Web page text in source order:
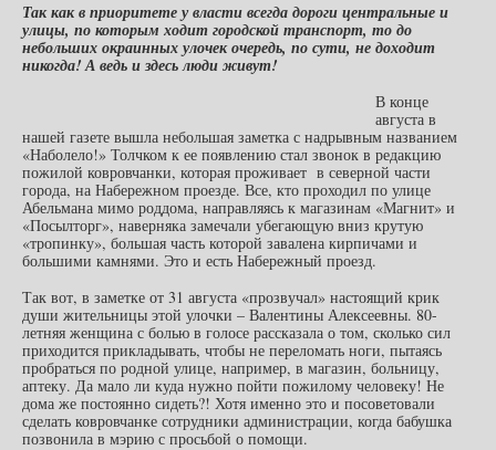
Так как в приоритете у власти всегда дороги центральные и
улицы, по которым ходит городской транспорт, то до
небольших окраинных улочек очередь, по сути, не доходит
никогда! А ведь и здесь люди живут!
В конце
августа в
нашей газете вышла небольшая заметка с надрывным названием
«Наболело!» Толчком к ее появлению стал звонок в редакцию
пожилой ковровчанки, которая проживает в северной части
города, на Набережном проезде. Все, кто проходил по улице
Абельмана мимо роддома, направляясь к магазинам «Магнит» и
«Посылторг», наверняка замечали убегающую вниз крутую
«тропинку», большая часть которой завалена кирпичами и
большими камнями. Это и есть Набережный проезд.
Так вот, в заметке от 31 августа «прозвучал» настоящий крик
души жительницы этой улочки – Валентины Алексеевны. 80-
летняя женщина с болью в голосе рассказала о том, сколько сил
приходится прикладывать, чтобы не переломать ноги, пытаясь
пробраться по родной улице, например, в магазин, больницу,
аптеку. Да мало ли куда нужно пойти пожилому человеку! Не
дома же постоянно сидеть?! Хотя именно это и посоветовали
сделать ковровчанке сотрудники администрации, когда бабушка
позвонила в мэрию с просьбой о помощи.